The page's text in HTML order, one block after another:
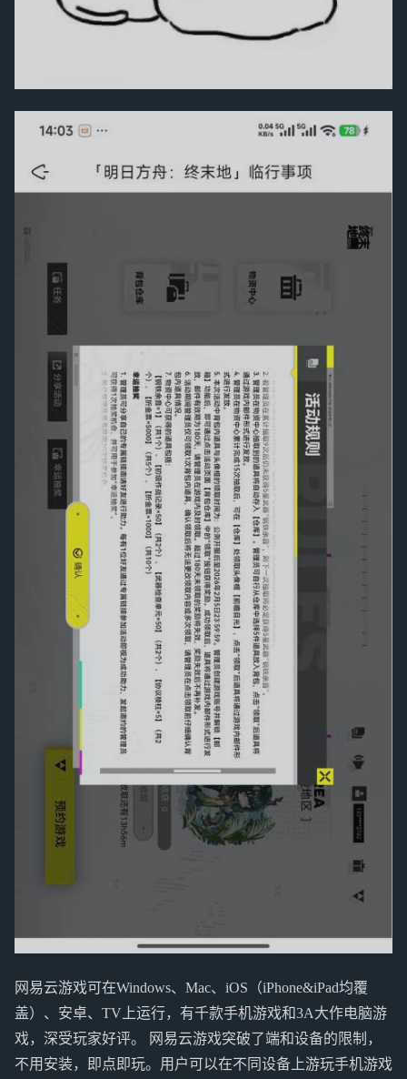
网易云游戏可在Windows、Mac、iOS（iPhone&iPad均覆
盖）、安卓、TV上运行，有千款手机游戏和3A大作电脑游
戏，深受玩家好评。 网易云游戏突破了端和设备的限制，
不用安装，即点即玩。用户可以在不同设备上游玩手机游戏